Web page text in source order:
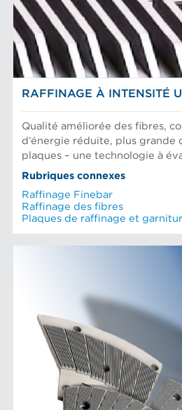
Fibres Recyclées
Raffinage des fibres
Tamisage et séparation d'aliments
SOLUTIONS DE
RAFFINAGE À INTENSITÉ
Qualité améliorée des fibres,
d’énergie réduite, plus grande
plaques – une technologie à
Rubriques connexes
Raffinage Finebar
Raffinage des fibres
Plaques de raffinage et